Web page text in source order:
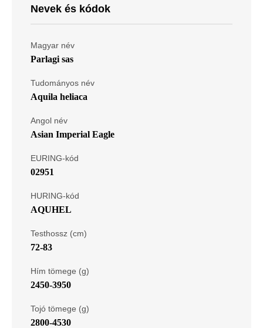
Nevek és kódok
Magyar név
Parlagi sas
Tudományos név
Aquila heliaca
Angol név
Asian Imperial Eagle
EURING-kód
02951
HURING-kód
AQUHEL
Testhossz (cm)
72-83
Hím tömege (g)
2450-3950
Tojó tömege (g)
2800-4530